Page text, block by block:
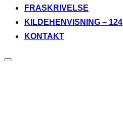
FRASKRIVELSE
KILDEHENVISNING – 124
KONTAKT
Slå